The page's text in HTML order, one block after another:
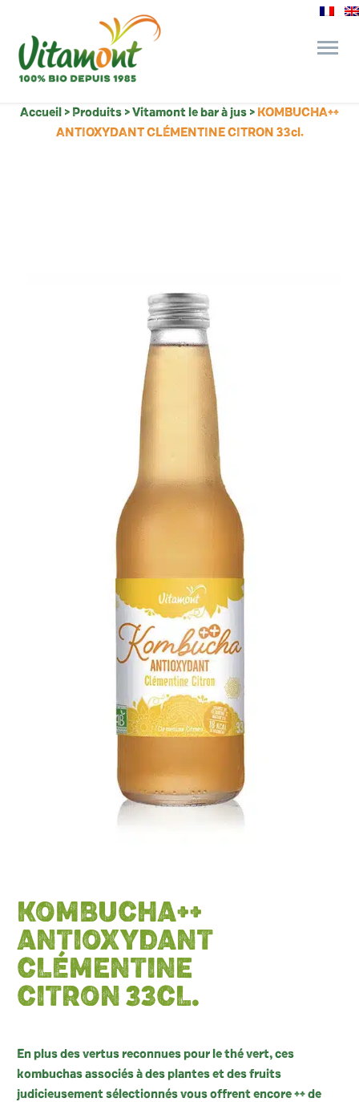
des engagements
Accueil > Produits >Vitamont le bar à jus > KOMBUCHA++
ANTIOXYDANT CLÉMENTINE CITRON 33cl.
KOMBUCHA++
ANTIOXYDANT
CLÉMENTINE
CITRON 33CL.
En plus des vertus reconnues pour le thé vert, ces
kombuchas associés à des plantes et des fruits
judicieusement sélectionnés vous offrent encore ++ de